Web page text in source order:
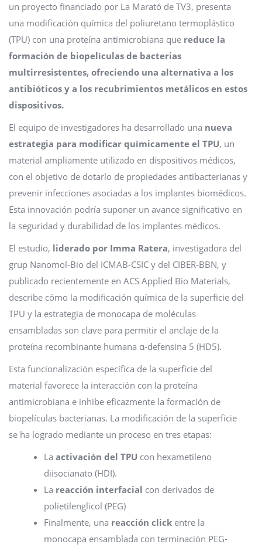
un proyecto financiado por La Marató de TV3, presenta
una modificación química del poliuretano termoplástico
(TPU) con una proteína antimicrobiana que reduce la
formación de biopelículas de bacterias
multirresistentes, ofreciendo una alternativa a los
antibióticos y a los recubrimientos metálicos en estos
dispositivos.
El equipo de investigadores ha desarrollado una nueva
estrategia para modificar químicamente el TPU, un
material ampliamente utilizado en dispositivos médicos,
con el objetivo de dotarlo de propiedades antibacterianas y
prevenir infecciones asociadas a los implantes biomédicos.
Esta innovación podría suponer un avance significativo en
la seguridad y durabilidad de los implantes médicos.
El estudio, liderado por Imma Ratera, investigadora del
grup Nanomol-Bio del ICMAB-CSIC y del CIBER-BBN, y
publicado recientemente en ACS Applied Bio Materials,
describe cómo la modificación química de la superficie del
TPU y la estrategia de monocapa de moléculas
ensambladas son clave para permitir el anclaje de la
proteína recombinante humana α-defensina 5 (HD5).
Esta funcionalización específica de la superficie del
material favorece la interacción con la proteína
antimicrobiana e inhibe eficazmente la formación de
biopelículas bacterianas. La modificación de la superficie
se ha logrado mediante un proceso en tres etapas:
La activación del TPU con hexametileno
diisocianato (HDI).
La reacción interfacial con derivados de
polietilenglicol (PEG)
Finalmente, una reacción click entre la
monocapa ensamblada con terminación PEG-